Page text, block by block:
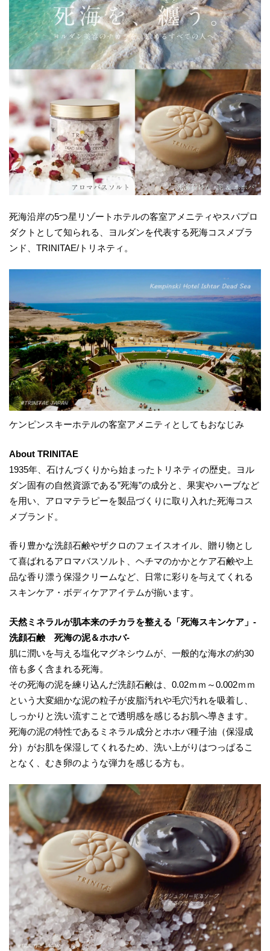
死海沿岸の5つ星リゾートホテルの客室アメニティやスパプロ
ダクトとして知られる、ヨルダンを代表する死海コスメブラ
ンド、TRINITAE/トリネティ。
ケンピンスキーホテルの客室アメニティとしてもおなじみ
About TRINITAE
1935年、石けんづくりから始まったトリネティの歴史。ヨル
ダン固有の自然資源である”死海”の成分と、果実やハーブなど
を用い、アロマテラピーを製品づくりに取り入れた死海コス
メブランド。
香り豊かな洗顔石鹸やザクロのフェイスオイル、贈り物とし
て喜ばれるアロマバスソルト、ヘチマのかかとケア石鹸や上
品な香り漂う保湿クリームなど、日常に彩りを与えてくれる
スキンケア・ボディケアアイテムが揃います。
天然ミネラルが肌本来のチカラを整える「死海スキンケア」-
洗顔石鹸 死海の泥＆ホホバ-
肌に潤いを与える塩化マグネシウムが、一般的な海水の約30
倍も多く含まれる死海。
その死海の泥を練り込んだ洗顔石鹸は、0.02ｍｍ～0.002ｍｍ
という大変細かな泥の粒子が皮脂汚れや毛穴汚れを吸着し、
しっかりと洗い流すことで透明感を感じるお肌へ導きます。
死海の泥の特性であるミネラル成分とホホバ種子油（保湿成
分）がお肌を保湿してくれるため、洗い上がりはつっぱるこ
となく、むき卵のような弾力を感じる方も。